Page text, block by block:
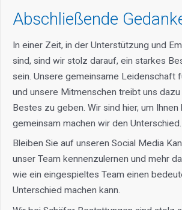
Abschließende
In einer Zeit, in der Unterstützung und
sind, sind wir stolz darauf, ein starkes
sein. Unsere gemeinsame Leidenschaft
und unsere Mitmenschen treibt uns dazu
Bestes zu geben. Wir sind hier, um
gemeinsam machen wir den Unterschied.
Bleiben Sie auf unseren Social Media
unser Team kennenzulernen und mehr
wie ein eingespieltes Team einen
Unterschied machen kann.